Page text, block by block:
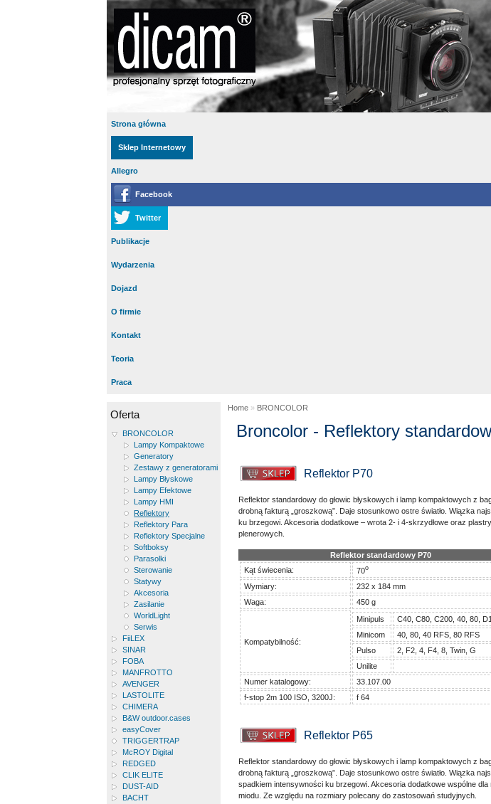
Strona główna
Sklep Internetowy
Allegro
Facebook
Twitter
Publikacje
Wydarzenia
Dojazd
O firmie
Kontakt
Teoria
Praca
Oferta
BRONCOLOR
Lampy Kompaktowe
Generatory
Zestawy z generatorami
Lampy Błyskowe
Lampy Efektowe
Lampy HMI
Reflektory
Reflektory Para
Reflektory Specjalne
Softboksy
Parasolki
Sterowanie
Statywy
Akcesoria
Zasilanie
WorldLight
Serwis
FiiLEX
SINAR
FOBA
MANFROTTO
AVENGER
LASTOLITE
CHIMERA
B&W outdoor.cases
easyCover
TRIGGERTRAP
McROY Digital
REDGED
CLIK ELITE
DUST-AID
BACHT
Home » BRONCOLOR
Broncolor - Reflektory
Reflektor P70
Reflektor standardowy do głowic błyskowych i lamp kompaktowych z
drobną fakturą „groszkową”. Daje stosunkowo ostre światło. Wiązka
ku brzegowi. Akcesoria dodatkowe – wrota 2- i 4-skrzydłowe oraz
plenerowych.
Reflektor standardowy P70
Kąt świecenia:
70o
Wymiary:
232 x 184 mm
Waga:
450 g
Kompatybilność:
Minipuls
C40, C80, C200, 40, 80,
Minicom
40, 80, 40 RFS, 80 RFS
Pulso
2, F2, 4, F4, 8, Twin, G
Unilite
Numer katalogowy:
33.107.00
f-stop 2m 100 ISO, 3200J:
f 64
Reflektor P65
Reflektor standardowy do głowic błyskowych i lamp kompaktowych z
drobną fakturą „groszkową”. Daje stosunkowo ostre światło. Wiązka
spadkiem intensywności ku brzegowi. Akcesoria dodatkowe wspólne
miodu. Ze względu na rozmiary polecany do zastosowań studyjnych.